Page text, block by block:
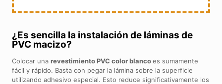
¿Es sencilla la instalación de láminas de
PVC macizo?
Colocar unarevestimiento PVC color blancoes sumamente
fácil y rápido. Basta con pegar la lámina sobre la superficie
utilizando adhesivo especial. Esto reduce significativamente los